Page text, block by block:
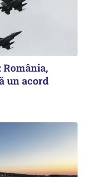
România,
un acord